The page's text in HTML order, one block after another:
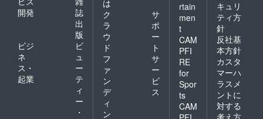
開発
誌
出
版
ビジ
ネ
ス・
起業
ビ
ュ
ー
テ
ィ
ー
・
は
ク
ラ
ウ
ド
フ
ァ
ン
デ
ィ
ン
サ
ポ
ー
ト
サ
ー
ビ
ス
rtain
men
t
CAM
PFI
RE
for
Spor
ts
CAM
キュリ
ティ方
針
反社基
本方針
カスタ
マーハ
ラスメ
ントに
対する
考え方